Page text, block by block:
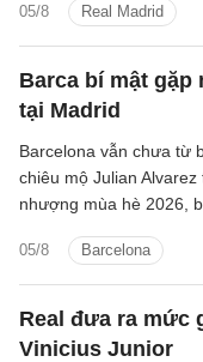
05/8 Real Madrid
chuyển nhượng của cả
Barca bí mật
tại Madrid
05/8 Barcelona
Barcelona vẫn chưa từ
chiêu mộ Julian
nhượng mùa hè 2026,
Real đưa ra mức
Vinicius Junior